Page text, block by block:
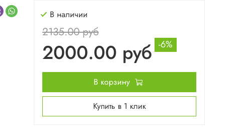
В наличии
2135.00 руб
2000.00 руб -6%
В корзину
Купить в 1 клик